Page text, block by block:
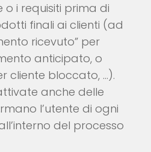
i requisiti prima di
finali ai clienti (ad
ricevuto” per
anticipato, o
cliente bloccato, …).
anche delle
l’utente di ogni
del processo